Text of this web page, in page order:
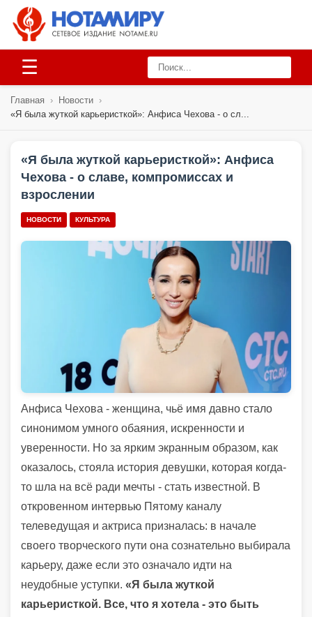
☰
Главная › Новости ›
«Я была жуткой карьеристкой»: Анфиса Чехова - о сл...
«Я была жуткой карьеристкой»: Анфиса
Чехова - о славе, компромиссах и
взрослении
НОВОСТИ КУЛЬТУРА
Анфиса Чехова - женщина, чьё имя давно стало
синонимом умного обаяния, искренности и
уверенности. Но за ярким экранным образом, как
оказалось, стояла история девушки, которая когда-
то шла на всё ради мечты - стать известной. В
откровенном интервью Пятому каналу
телеведущая и актриса призналась: в начале
своего творческого пути она сознательно выбирала
карьеру, даже если это означало идти на
неудобные уступки. «Я была жуткой
карьеристкой. Все, что я хотела - это быть